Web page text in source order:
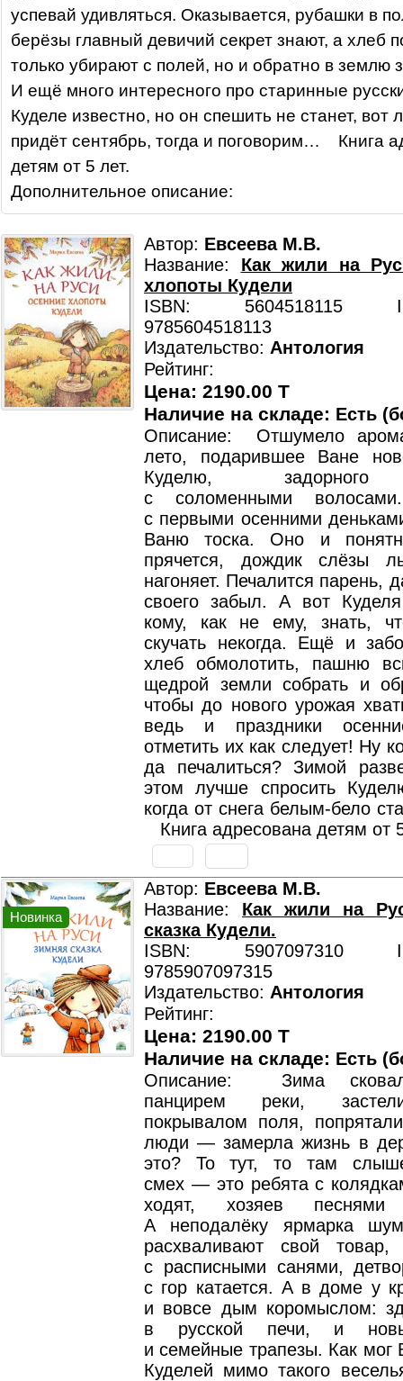
успевай удивляться. Оказывается, рубашки в
берёзы главный девичий секрет знают, а хлеб
только убирают с полей, но и обратно в землю
И ещё много интересного про старинные
Куделе известно, но он спешить не станет, вот
придёт сентябрь, тогда и поговорим… Книга
детям от 5 лет.
Дополнительное описание:
Автор: Евсеева М.В.
Название: Как жили на
хлопоты Кудели
ISBN: 5604518115
9785604518113
Издательство: Антология
Рейтинг:
Цена: 2190.00 T
Наличие на складе: Есть
Описание: Отшумело
лето, подарившее Ване
Куделю, задорного
с соломенными
с первыми осенними
Ваню тоска. Оно и
прячется, дождик слёзы
нагоняет. Печалится парень,
своего забыл. А вот
кому, как не ему, знать,
скучать некогда. Ещё и
хлеб обмолотить, пашню
щедрой земли собрать и
чтобы до нового урожая
ведь и праздники
отметить их как следует! Ну
да печалиться? Зимой
этом лучше спросить
когда от снега белым-бело
Книга адресована детям от
Новинка
Автор: Евсеева М.В.
Название: Как жили на
сказка Кудели.
ISBN: 5907097310
9785907097315
Издательство: Антология
Рейтинг:
Цена: 2190.00 T
Наличие на складе: Есть
Описание: Зима
панцирем реки,
покрывалом поля,
люди — замерла жизнь в
это? То тут, то там
смех — это ребята с
ходят, хозяев песнями
А неподалёку ярмарка
расхваливают свой товар,
с расписными санями,
с гор катается. А в доме у
и вовсе дым коромыслом:
в русской печи, и
и семейные трапезы. Как мог
Куделей мимо такого